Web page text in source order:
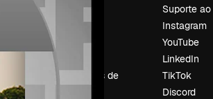
Preços
Sobre nós
Reviews
Tendências de
Suporte
Instagram
YouTube
LinkedIn
TikTok
Discord